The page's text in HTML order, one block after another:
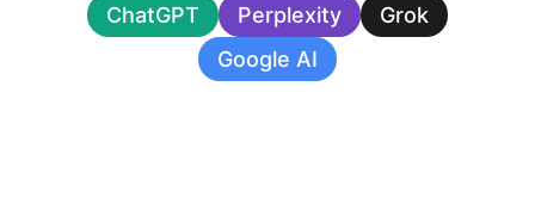
ChatGPT Perplexity
Grok
Google AI